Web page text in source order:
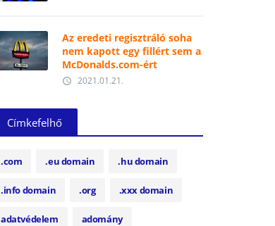
Az eredeti regisztráló soha
nem kapott egy fillért sem a
McDonalds.com-ért
access_time 2021.01.21.
Címkefelhő
.com .eu domain .hu domain
.info domain .org .xxx domain
adatvédelem adomány